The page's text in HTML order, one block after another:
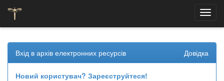
navigation
Вхід в архів електронних ресурсів Довідка
Новий користувач? Зареєструйтеся!